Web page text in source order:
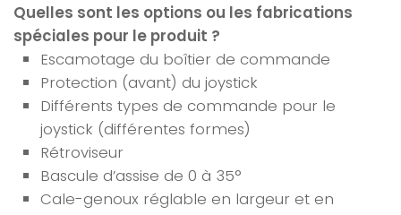
Quelles sont les options ou les fabrications
spéciales pour le produit ?
Escamotage du boîtier de commande
Protection (avant) du joystick
Différents types de commande pour le
joystick (différentes formes)
Rétroviseur
Bascule d’assise de 0 à 35°
Cale-genoux réglable en largeur et en